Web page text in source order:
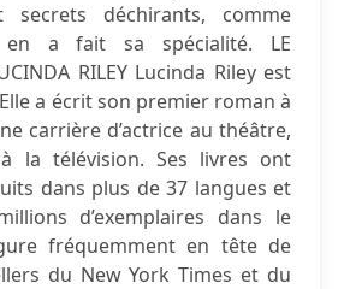
secrets déchirants, comme
en a fait sa spécialité. LE
RILEY Lucinda Riley est
a écrit son premier roman à
carrière d’actrice au théâtre,
la télévision. Ses livres ont
dans plus de 37 langues et
d’exemplaires dans le
fréquemment en tête de
du New York Times et du